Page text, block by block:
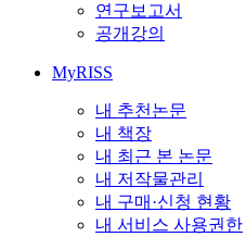
연구보고서
공개강의
MyRISS
내 추천논문
내 책장
내 최근 본 논문
내 저작물관리
내 구매·신청 현황
내 서비스 사용권한